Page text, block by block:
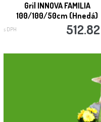
Gril INNOVA FAMILIA
100/100/50cm (Hnedá)
s DPH